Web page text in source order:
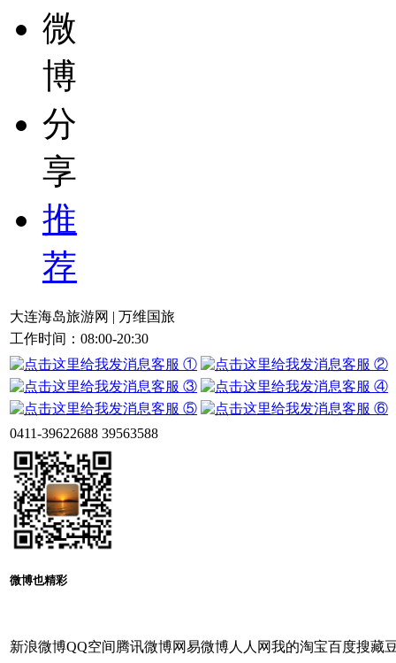
微
博
分
享
推
荐
大连海岛旅游网 | 万维国旅
工作时间：08:00-20:30
客服 ①
客服 ②
客服 ③
客服 ④
客服 ⑤
客服 ⑥
0411-39622688 39563588
微博也精彩
新浪微博QQ空间腾讯微博网易微博人人网我的淘宝百度搜藏